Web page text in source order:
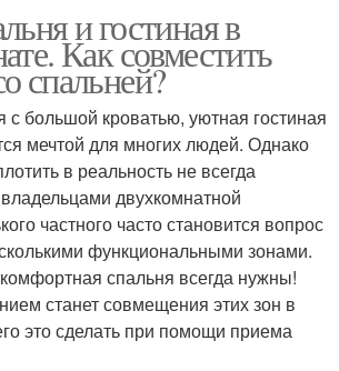
и гостиная в
Как совместить
спальней?
с большой кроватью, уютная гостиная
мечтой для многих людей. Однако
в реальность не всегда
двухкомнатной
частного часто становится вопрос
функциональными зонами.
спальня всегда нужны!
станет совмещения этих зон в
это сделать при помощи приема